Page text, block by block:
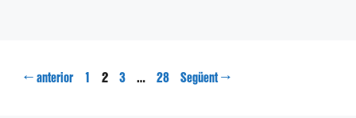
← anterior PàginaPàgina
2 Pàgina
3 … Pàgina
28 Següent →